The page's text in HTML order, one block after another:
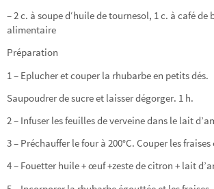
– 2 c. à soupe d‘huile de tournesol, 1 c. à café
alimentaire
Préparation
1 – Eplucher et couper la rhubarbe en petits dés.
Saupoudrer de sucre et laisser dégorger. 1 h.
2 – Infuser les feuilles de verveine dans le lait
3 – Préchauffer le four à 200°C. Couper les fraises
4 – Fouetter huile + œuf +zeste de citron + lait